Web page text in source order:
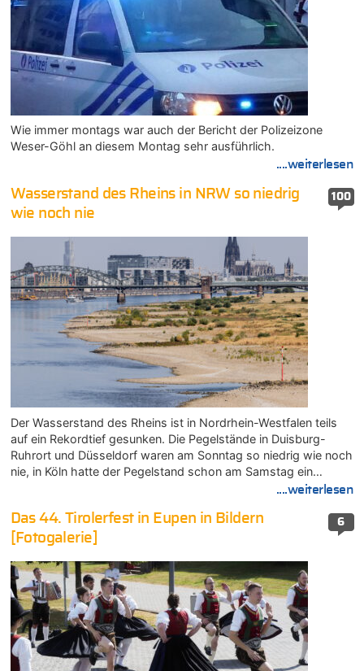
Wie immer montags war auch der Bericht der Polizeizone
Weser-Göhl an diesem Montag sehr ausführlich.
....weiterlesen
100
Wasserstand des Rheins in NRW so niedrig
wie noch nie
Der Wasserstand des Rheins ist in Nordrhein-Westfalen teils
auf ein Rekordtief gesunken. Die Pegelstände in Duisburg-
Ruhrort und Düsseldorf waren am Sonntag so niedrig wie noch
nie, in Köln hatte der Pegelstand schon am Samstag ein…
....weiterlesen
6
Das 44. Tirolerfest in Eupen in Bildern
[Fotogalerie]